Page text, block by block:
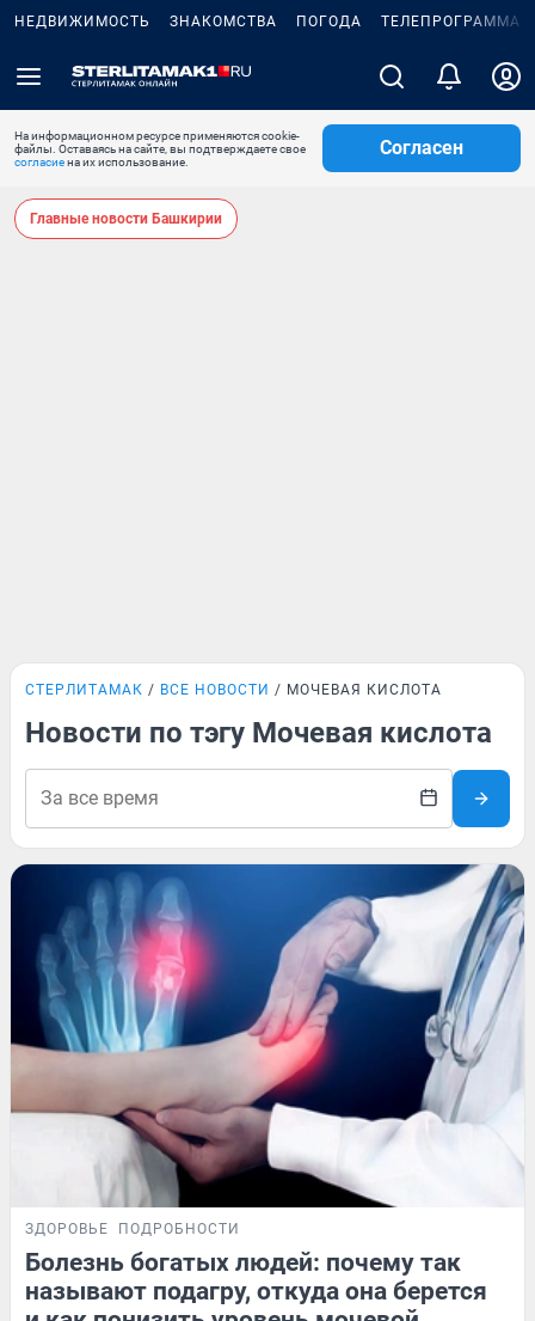
НЕДВИЖИМОСТЬ ЗНАКОМСТВА ПОГОДА ТЕЛЕПРОГРАММА
На информационном ресурсе применяются cookie-
файлы. Оставаясь на сайте, вы подтверждаете свое
согласиена их использование.
Согласен
Главные новости Башкирии
СТЕРЛИТАМАК ВСЕ НОВОСТИ МОЧЕВАЯ КИСЛОТА
Новости по тэгу Мочевая кислота
ЗДОРОВЬЕ ПОДРОБНОСТИ
Болезнь богатых людей: почему так
называют подагру, откуда она берется